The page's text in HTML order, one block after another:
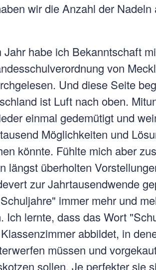
wir die Anzahl der Nadeln
habe ich Bekanntschaft
von
Und diese Seite
ist Luft nach oben.
einmal gedemütigt und
Möglichkeiten und
könnte. Fühlte mich aber
längst überholten
zur Jahrtausendwende
immer mehr und
Ich lernte, dass das Wort
abbildet, in
müssen und
sollen. Je perfekter sie